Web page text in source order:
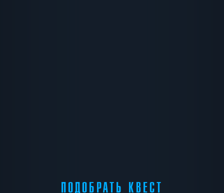
ПОДОБРАТЬ КВЕСТ